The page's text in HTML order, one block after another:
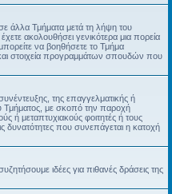
άλλα Τμήματα μετά τη λήψη του
ακολουθήσει γενικότερα μια πορεία
να βοηθήσετε το Τμήμα
στοιχεία προγραμμάτων σπουδών που
της επαγγελματικής ή
Τμήματος, με σκοπό την παροχή
ή μεταπτυχιακούς φοιτητές ή τους
δυνατότητες που συνεπάγεται η κατοχή
ιδέες για πιθανές δράσεις της